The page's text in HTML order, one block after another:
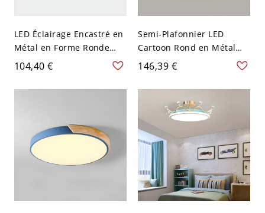
LED Éclairage Encastré en
Métal en Forme Ronde
Plafonnier Style Macaron -
Bleu 110 V-120 V 30,48 cm
Blanc
104,40 €
Semi-Plafonnier LED
Cartoon Rond en Métal
Montage Semi-Encastré
avec Décor d'Ange - Bleu
110 V-120 V 40,64 cm
146,39 €